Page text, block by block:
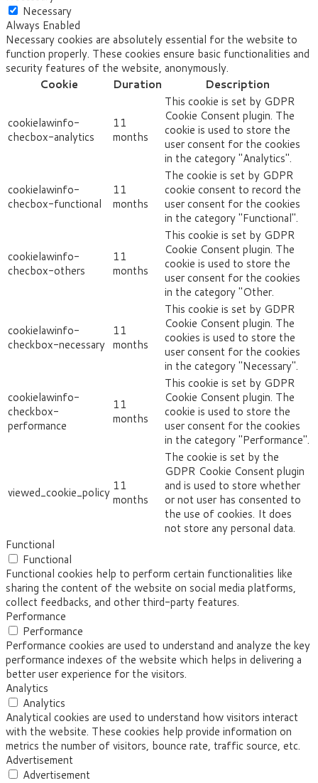
Necessary
Always Enabled
Necessary cookies are absolutely essential for the website to
function properly. These cookies ensure basic functionalities and
security features of the website, anonymously.
Cookie
Duration Description
cookielawinfo-
checbox-analytics
11
months
This cookie is set by GDPR
Cookie Consent plugin. The
cookie is used to store the
user consent for the cookies
in the category "Analytics".
cookielawinfo-
checbox-functional
11
months
The cookie is set by GDPR
cookie consent to record the
user consent for the cookies
in the category "Functional".
cookielawinfo-
checbox-others
11
months
This cookie is set by GDPR
Cookie Consent plugin. The
cookie is used to store the
user consent for the cookies
in the category "Other.
cookielawinfo-
checkbox-necessary
11
months
This cookie is set by GDPR
Cookie Consent plugin. The
cookies is used to store the
user consent for the cookies
in the category "Necessary".
cookielawinfo-
checkbox-
performance
11
months
This cookie is set by GDPR
Cookie Consent plugin. The
cookie is used to store the
user consent for the cookies
in the category "Performance".
viewed_cookie_policy 11
months
The cookie is set by the
GDPR Cookie Consent plugin
and is used to store whether
or not user has consented to
the use of cookies. It does
not store any personal data.
Functional
Functional
Functional cookies help to perform certain functionalities like
sharing the content of the website on social media platforms,
collect feedbacks, and other third-party features.
Performance
Performance
Performance cookies are used to understand and analyze the key
performance indexes of the website which helps in delivering a
better user experience for the visitors.
Analytics
Analytics
Analytical cookies are used to understand how visitors interact
with the website. These cookies help provide information on
metrics the number of visitors, bounce rate, traffic source, etc.
Advertisement
Advertisement